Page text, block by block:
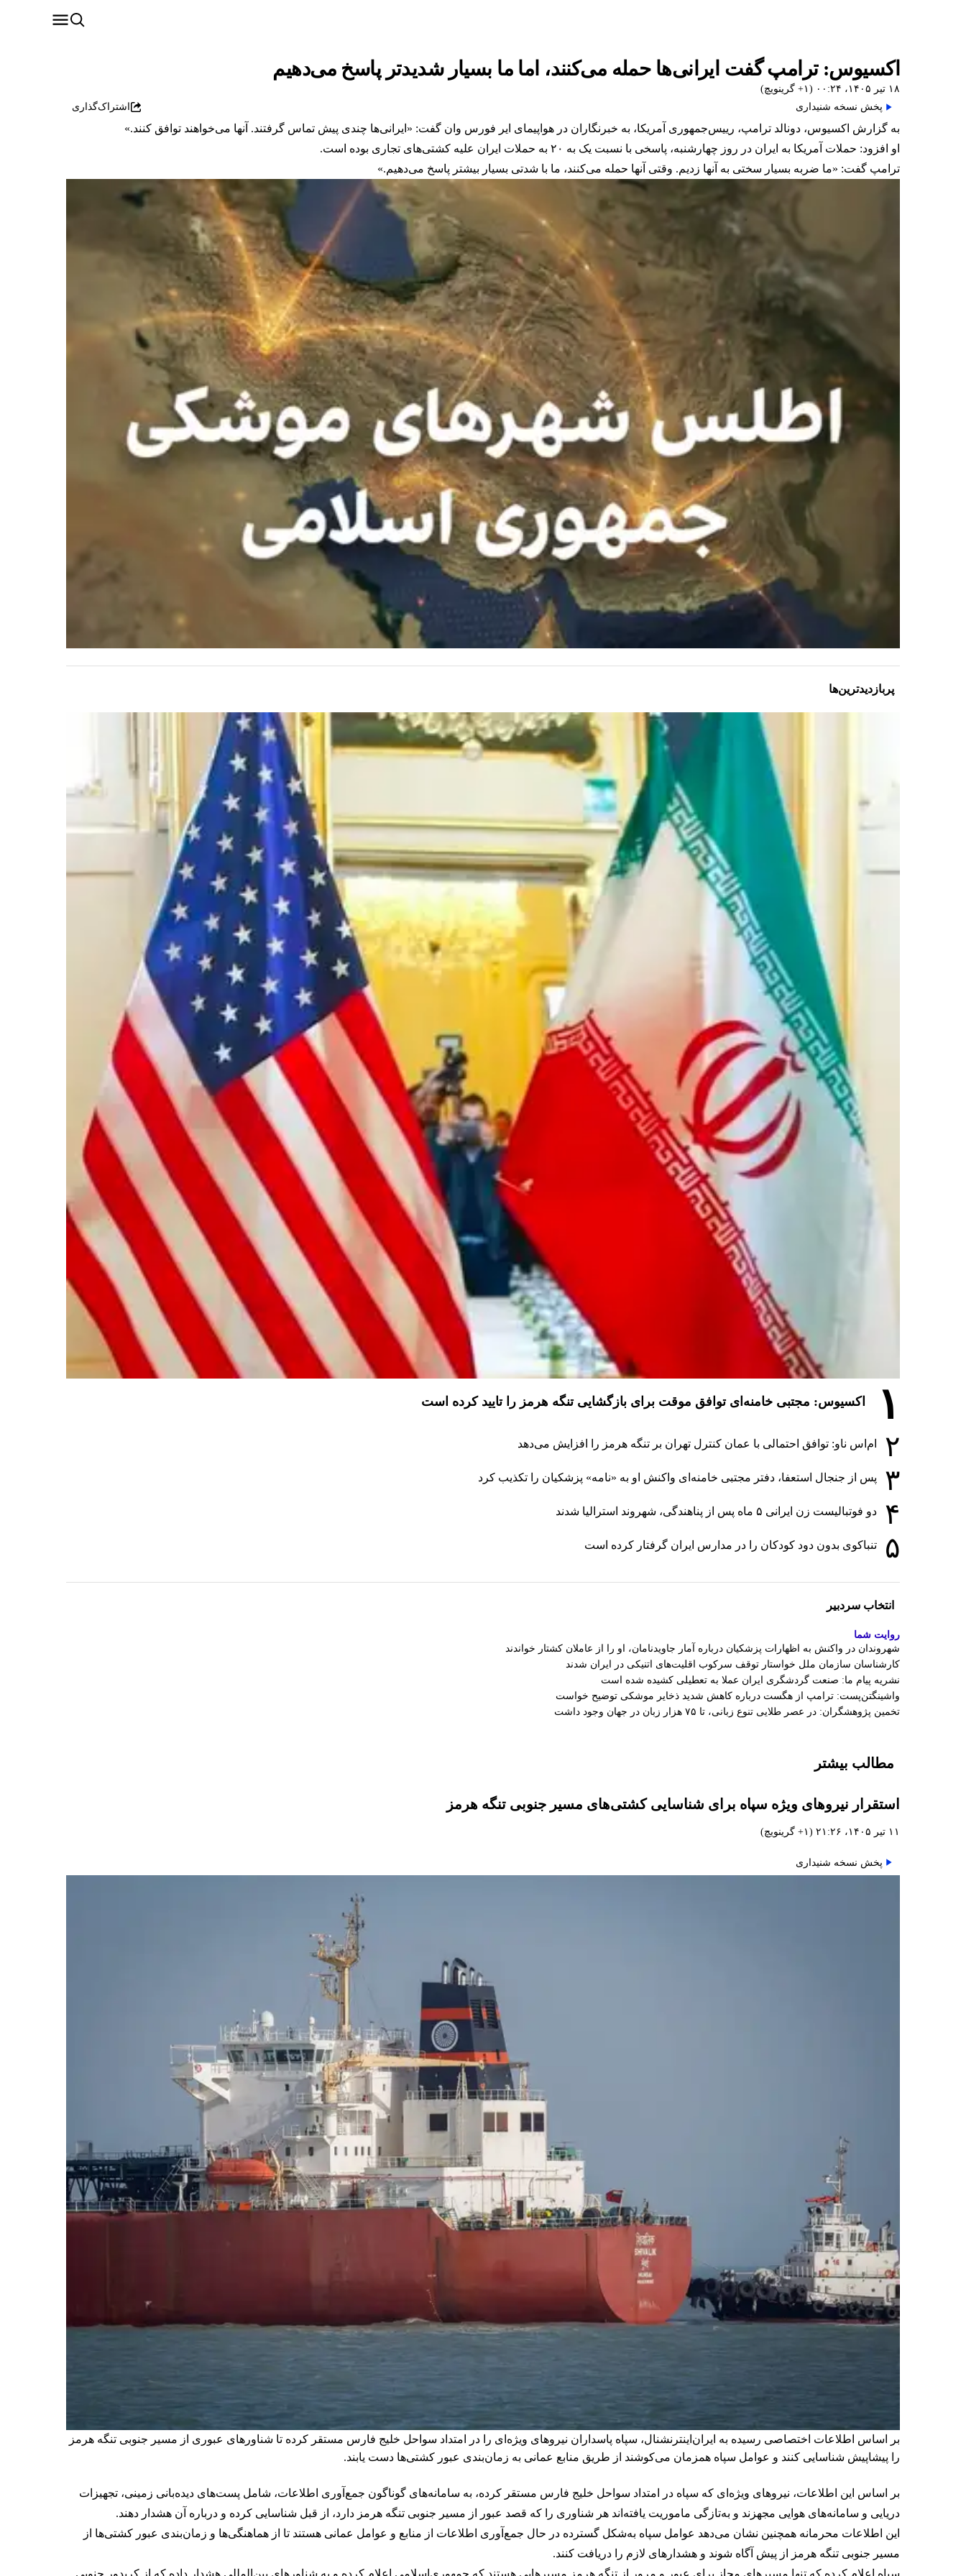
اکسیوس: ترامپ گفت ایرانی‌ها حمله می‌کنند، اما ما بسیار شدیدتر پاسخ می‌دهیم
۱۸ تیر ۱۴۰۵، ۰۰:۲۴ (‎+۱ گرینویچ)
پخش نسخه شنیداری
اشتراک‌گذاری
به گزارش اکسیوس، دونالد ترامپ، رییس‌جمهوری آمریکا، به خبرنگاران در هواپیمای ایر فورس وان گفت: «ایرانی‌ها چندی پیش تماس گرفتند. آنها می‌خواهند توافق کنند.»
او افزود: حملات آمریکا به ایران در روز چهارشنبه، پاسخی با نسبت یک به ۲۰ به حملات ایران علیه کشتی‌های تجاری بوده است.
ترامپ گفت: «ما ضربه بسیار سختی به آنها زدیم. وقتی آنها حمله می‌کنند، ما با شدتی بسیار بیشتر پاسخ می‌دهیم.»
پربازدیدترین‌ها
۱ اکسیوس: مجتبی خامنه‌ای توافق موقت برای بازگشایی تنگه هرمز را تایید کرده است
۲ ام‌اس ناو: توافق احتمالی با عمان کنترل تهران بر تنگه هرمز را افزایش می‌دهد
۳ پس از جنجال استعفا، دفتر مجتبی خامنه‌ای واکنش او به «نامه» پزشکیان را تکذیب کرد
۴ دو فوتبالیست زن ایرانی ۵ ماه پس از پناهندگی، شهروند استرالیا شدند
۵ تنباکوی بدون دود کودکان را در مدارس ایران گرفتار کرده است
انتخاب سردبیر
روایت شما
شهروندان در واکنش به اظهارات پزشکیان درباره آمار جاویدنامان، او را از عاملان کشتار خواندند
کارشناسان سازمان ملل خواستار توقف سرکوب اقلیت‌های اتنیکی در ایران شدند
نشریه پیام ما: صنعت گردشگری ایران عملا به تعطیلی کشیده شده است
واشینگتن‌پست: ترامپ از هگست درباره کاهش شدید ذخایر موشکی توضیح خواست
تخمین پژوهشگران: در عصر طلایی تنوع زبانی، تا ۷۵ هزار زبان در جهان وجود داشت
مطالب بیشتر
استقرار نیروهای ویژه سپاه برای شناسایی کشتی‌های مسیر جنوبی تنگه هرمز
۱۱ تیر ۱۴۰۵، ۲۱:۲۶ (‎+۱ گرینویچ)
پخش نسخه شنیداری
بر اساس اطلاعات اختصاصی رسیده به ایران‌اینترنشنال، سپاه پاسداران نیروهای ویژه‌ای را در امتداد سواحل خلیج فارس مستقر کرده تا شناورهای عبوری از مسیر جنوبی تنگه هرمز
را پیشاپیش شناسایی کنند و عوامل سپاه همزمان می‌کوشند از طریق منابع عمانی به زمان‌بندی عبور کشتی‌ها دست یابند.
بر اساس این اطلاعات، نیروهای ویژه‌ای که سپاه در امتداد سواحل خلیج فارس مستقر کرده، به سامانه‌های گوناگون جمع‌آوری اطلاعات، شامل پست‌های دیده‌بانی زمینی، تجهیزات
دریایی و سامانه‌های هوایی مجهزند و به‌تازگی ماموریت یافته‌اند هر شناوری را که قصد عبور از مسیر جنوبی تنگه هرمز دارد، از قبل شناسایی کرده و درباره آن هشدار دهند.
این اطلاعات محرمانه همچنین نشان می‌دهد عوامل سپاه به‌شکل گسترده در حال جمع‌آوری اطلاعات از منابع و عوامل عمانی هستند تا از هماهنگی‌ها و زمان‌بندی عبور کشتی‌ها از
مسیر جنوبی تنگه هرمز از پیش آگاه شوند و هشدارهای لازم را دریافت کنند.